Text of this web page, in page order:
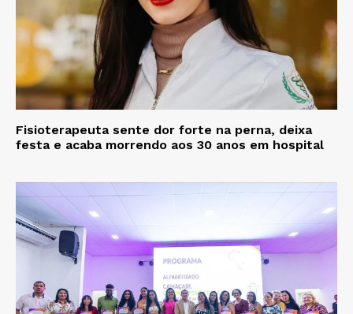
Fisioterapeuta sente dor forte na perna, deixa
festa e acaba morrendo aos 30 anos em hospital